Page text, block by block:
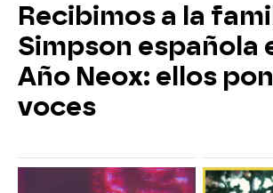
Recibimos a la
Simpson española
Año Neox: ellos
voces